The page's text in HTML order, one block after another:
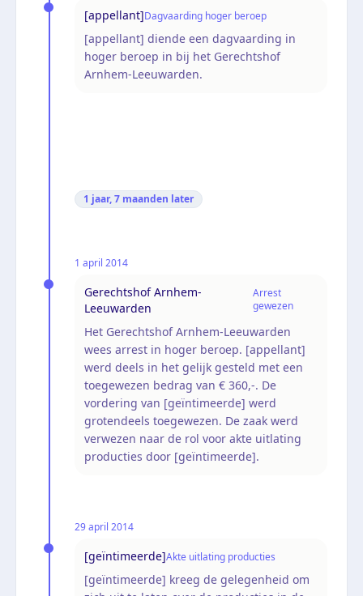
[appellant]Dagvaarding hoger beroep
[appellant] diende een dagvaarding in
hoger beroep in bij het Gerechtshof
Arnhem-Leeuwarden.
1 jaar, 7 maanden later
1 april 2014
Gerechtshof Arnhem-
Leeuwarden
Arrest
gewezen
Het Gerechtshof Arnhem-Leeuwarden
wees arrest in hoger beroep. [appellant]
werd deels in het gelijk gesteld met een
toegewezen bedrag van € 360,-. De
vordering van [geïntimeerde] werd
grotendeels toegewezen. De zaak werd
verwezen naar de rol voor akte uitlating
producties door [geïntimeerde].
29 april 2014
[geïntimeerde]Akte uitlating producties
[geïntimeerde] kreeg de gelegenheid om